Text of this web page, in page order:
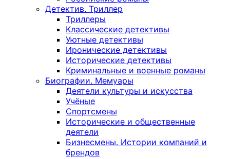
Детектив. Триллер
Триллеры
Классические детективы
Уютные детективы
Иронические детективы
Исторические детективы
Криминальные и военные романы
Биографии. Мемуары
Деятели культуры и искусства
Учёные
Спортсмены
Исторические и общественные
деятели
Бизнесмены. Истории компаний и
брендов